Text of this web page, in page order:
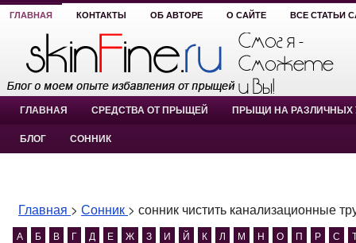
ГЛАВНАЯ КОНТАКТЫ ОБ АВТОРЕ О САЙТЕ ВСЕ СТАТЬИ
ГЛАВНАЯ СРЕДСТВА ОТ ПРЫЩЕЙ ПРЫЩИ НА РАЗЛИЧНЫХ
БЛОГ СОННИК
Главная > Сонник > сонник чистить канализационные
А Б В Г Д Е Ж З И Й К Л М Н О П Р С